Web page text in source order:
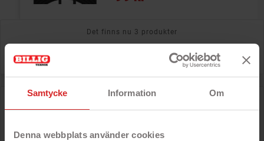
Samtycke Information Om
Denna webbplats använder cookies
Det finns nu 3 produkter
Relevans 
GreenCell USB-C till USB-kabel med stöd för QC 3.0
- För laddning eller dataöverföring